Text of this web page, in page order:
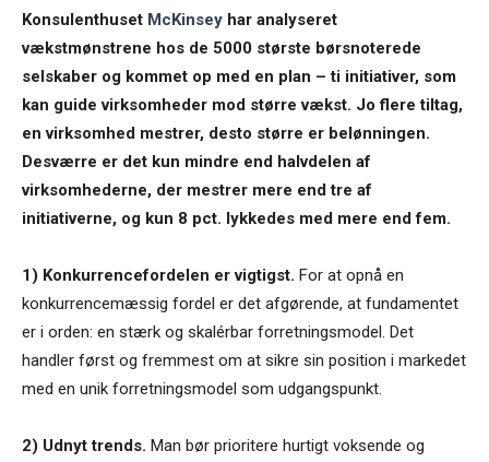
Konsulenthuset McKinsey har analyseret
vækstmønstrene hos de 5000 største børsnoterede
selskaber og kommet op med en plan – ti initiativer, som
kan guide virksomheder mod større vækst. Jo flere tiltag,
en virksomhed mestrer, desto større er belønningen.
Desværre er det kun mindre end halvdelen af
virksomhederne, der mestrer mere end tre af
initiativerne, og kun 8 pct. lykkedes med mere end fem.
1) Konkurrencefordelen er vigtigst. For at opnå en
konkurrencemæssig fordel er det afgørende, at fundamentet
er i orden: en stærk og skalérbar forretningsmodel. Det
handler først og fremmest om at sikre sin position i markedet
med en unik forretningsmodel som udgangspunkt.
2) Udnyt trends. Man bør prioritere hurtigt voksende og